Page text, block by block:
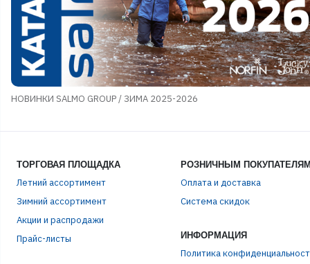
НОВИНКИ SALMO GROUP / ЗИМА 2025-2026
ТОРГОВАЯ ПЛОЩАДКА
Летний ассортимент
Зимний ассортимент
Акции и распродажи
Прайс-листы
РОЗНИЧНЫМ
Оплата и доставка
Система скидок
ИНФОРМАЦИЯ
Политика